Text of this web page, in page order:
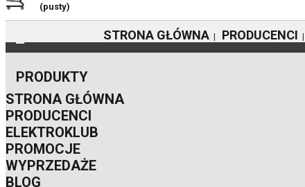
(pusty)
STRONA GŁÓWNA | PRODUCENCI |
PRODUKTY
STRONA GŁÓWNA
PRODUCENCI
ELEKTROKLUB
PROMOCJE
WYPRZEDAŻE
BLOG